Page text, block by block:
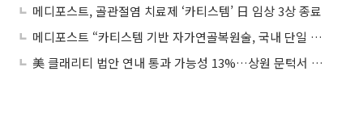
메디포스트, 골관절염 치료제 ‘카티스템’ 日 임상 3상 종료
메디포스트 “카티스템 기반 자가연골복원술, 국내 단일 의료기관 3000례 달성”
美 클래리티 법안 연내 통과 가능성 13%…상원 문턱서 제동